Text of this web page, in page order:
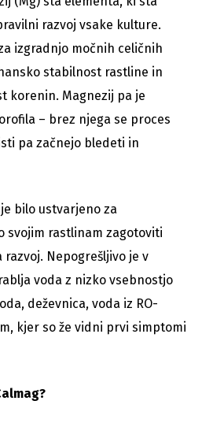
razvoj vsake kulture.
izgradnjo močnih celičnih
stabilnost rastline in
korenin. Magnezij pa je
– brez njega se proces
pa začnejo bledeti in
bilo ustvarjeno za
svojim rastlinam zagotoviti
Nepogrešljivo je v
voda z nizko vsebnostjo
deževnica, voda iz RO-
kjer so že vidni prvi simptomi